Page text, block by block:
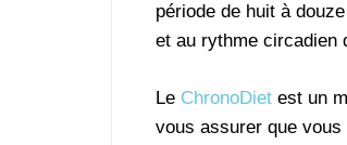
période de huit à
et au rythme circadien
Le ChronoDiet est un
vous assurer que